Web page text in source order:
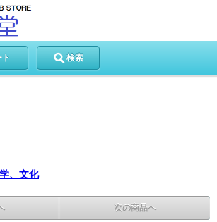
検索
、文化
次の商品へ